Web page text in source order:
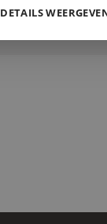
DETAILS